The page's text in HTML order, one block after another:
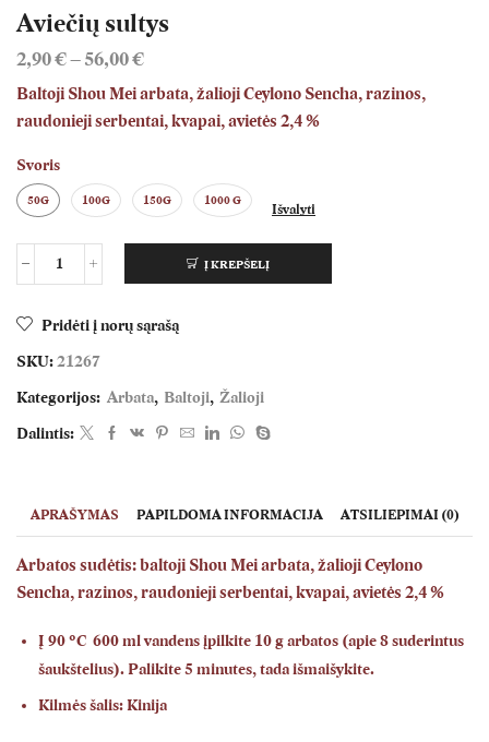
Aviečių sultys
2,90€–56,00€Price
range:
2,90 €
through
Baltoji Shou Mei arbata, žalioji Ceylono Sencha, razinos,
raudonieji serbentai, kvapai, avietės 2,4 %
Svoris
50G 100G 150G 1000 G
Išvalyti
produkto
Aviečių
Į KREPŠELĮ
Pridėti į norų sąrašą
SKU:21267
Kategorijos: Arbata, Baltoji, Žalioji
Dalintis:
APRAŠYMAS PAPILDOMA INFORMACIJA ATSILIEPIMAI (0)
Arbatos sudėtis: baltoji Shou Mei arbata, žalioji Ceylono
Sencha, razinos, raudonieji serbentai, kvapai, avietės 2,4 %
Į 90 °C 600 ml vandens įpilkite 10 g arbatos (apie 8 suderintus
šaukštelius). Palikite 5 minutes, tada išmaišykite.
Kilmės šalis: Kinija